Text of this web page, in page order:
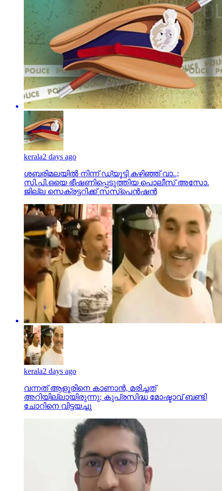
kerala2 days ago
ശബരിമലയില്‍ നിന്ന് ഡ്യൂട്ടി കഴിഞ്ഞ് വാ..;
സി.പി.ഒയെ ഭീഷണിപ്പെടുത്തിയ പൊലീസ് അസോ.
ജില്ല സെക്രട്ടറിക്ക് സസ്‌പെന്‍ഷന്‍
kerala2 days ago
വന്നത് ആളൂരിനെ കാണാന്‍, മരിച്ചത്
അറിയില്ലായിരുന്നു; കുപ്രസിദ്ധ മോഷ്ടാവ് ബണ്ടി
ചോറിനെ വിട്ടയച്ചു